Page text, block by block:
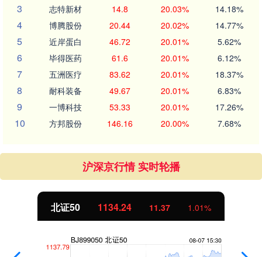
3 志特新材 14.8 20.03% 14.18%
4 博腾股份 20.44 20.02% 14.77%
5 近岸蛋白 46.72 20.01% 5.62%
6 毕得医药 61.6 20.01% 6.12%
7 五洲医疗 83.62 20.01% 18.37%
8 耐科装备 49.67 20.01% 6.83%
9 一博科技 53.33 20.01% 17.26%
10 方邦股份 146.16 20.00% 7.68%
沪深京行情 实时轮播
北证50 1134.24 11.37 1.01%